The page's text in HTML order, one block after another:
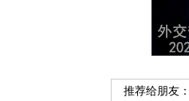
推荐给朋友：